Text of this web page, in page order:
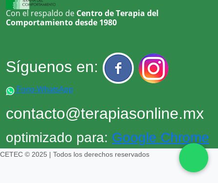
Problemas conductuales
Problemas familiares
Temor
Timidez
Con el respaldo de Centro de Terapia del
Comportamiento desde 1980
Síguenos en:
Fono-WhatsApp
contacto@terapiasonline.mx
optimizado para: Google Chrome
CETEC © 2025 | Todos los derechos reservados